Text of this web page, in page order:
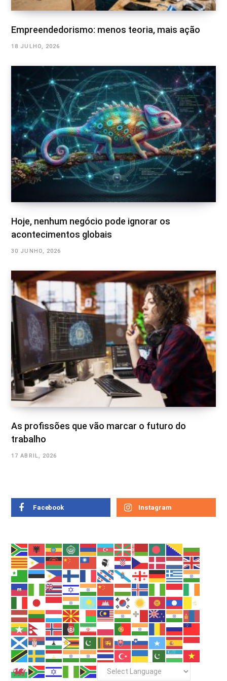
Empreendedorismo: menos teoria, mais ação
18 JULHO, 2026
Hoje, nenhum negócio pode ignorar os
acontecimentos globais
30 JUNHO, 2026
As profissões que vão marcar o futuro do
trabalho
17 ABRIL, 2026
Facebook Instagram